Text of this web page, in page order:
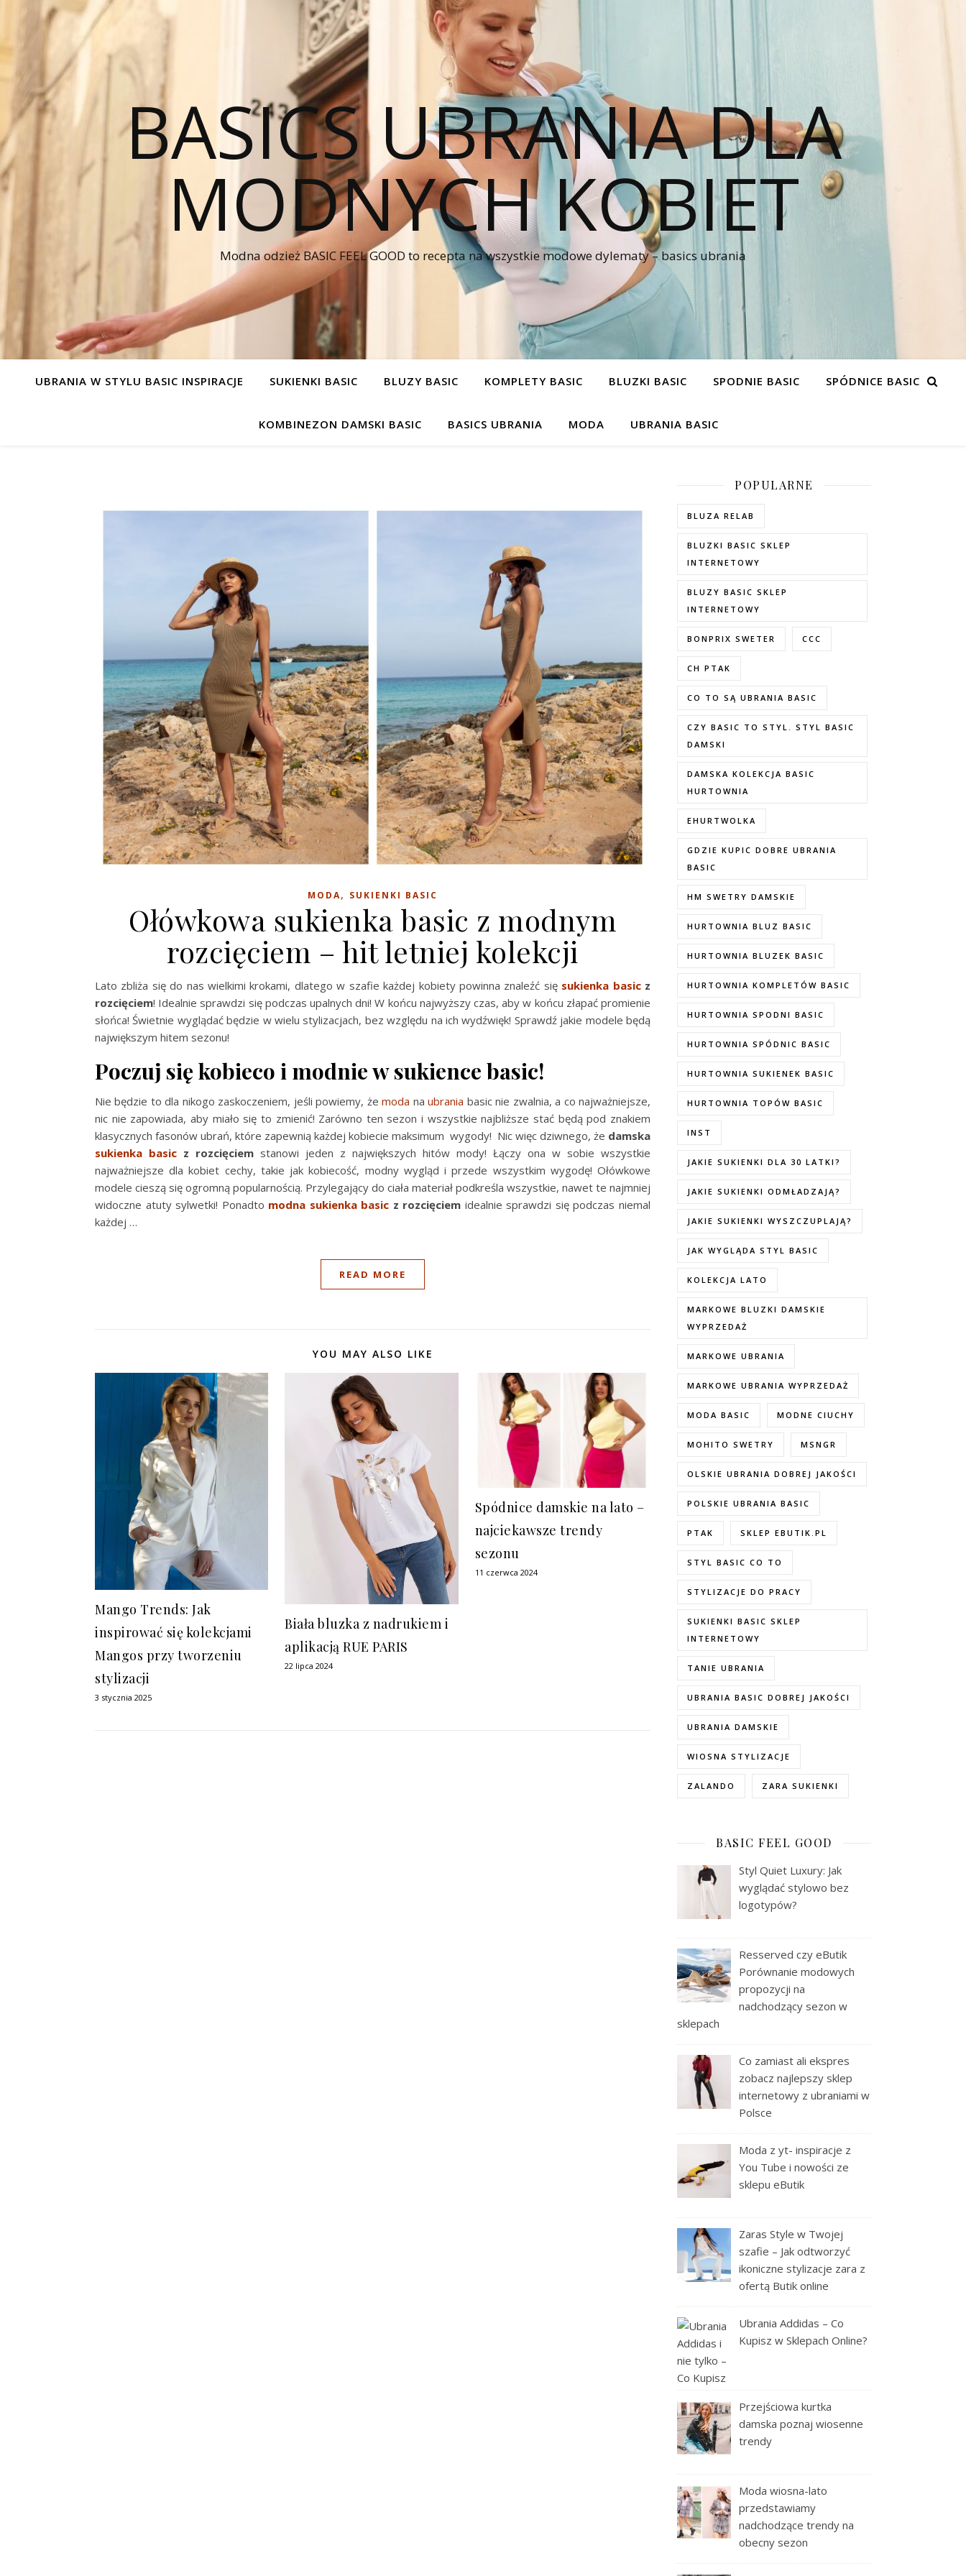
BASICS UBRANIA DLA
MODNYCH KOBIET
Modna odzież BASIC FEEL GOOD to recepta na wszystkie modowe dylematy – basics ubrania
UBRANIA W STYLU BASIC INSPIRACJE SUKIENKI BASIC BLUZY BASIC KOMPLETY BASIC BLUZKI BASIC SPODNIE BASIC SPÓDNICE BASIC
KOMBINEZON DAMSKI BASIC BASICS UBRANIA MODA UBRANIA BASIC
MODA, SUKIENKI BASIC
Ołówkowa sukienka basic z modnym
rozcięciem – hit letniej kolekcji
Lato zbliża się do nas wielkimi krokami, dlatego w szafie każdej kobiety powinna znaleźć się sukienka basicz
rozcięciem! Idealnie sprawdzi się podczas upalnych dni! W końcu najwyższy czas, aby w końcu złapać promienie
słońca! Świetnie wyglądać będzie w wielu stylizacjach, bez względu na ich wydźwięk! Sprawdź jakie modele będą
największym hitem sezonu!
Poczuj się kobieco i modnie w sukience basic!
Nie będzie to dla nikogo zaskoczeniem, jeśli powiemy, żemoda naubrania basic nie zwalnia, a co najważniejsze,
nic nie zapowiada, aby miało się to zmienić! Zarówno ten sezon i wszystkie najbliższe stać będą pod znakiem
klasycznych fasonów ubrań, które zapewnią każdej kobiecie maksimum wygody! Nic więc dziwnego, że damska
sukienka basic z rozcięciem stanowi jeden z największych hitów mody! Łączy ona w sobie wszystkie
najważniejsze dla kobiet cechy, takie jak kobiecość, modny wygląd i przede wszystkim wygodę! Ołówkowe
modele cieszą się ogromną popularnością. Przylegający do ciała materiał podkreśla wszystkie, nawet te najmniej
widoczne atuty sylwetki! Ponadto modna sukienka basic z rozcięciem idealnie sprawdzi się podczas niemal
każdej …
READ MORE
YOU MAY ALSO LIKE
Mango Trends: Jak
inspirować się kolekcjami
Mangos przy tworzeniu
stylizacji
3 stycznia 2025
Biała bluzka z nadrukiem i
aplikacją RUE PARIS
22 lipca 2024
Spódnice damskie na lato –
najciekawsze trendy
sezonu
11 czerwca 2024
POPULARNE
BLUZA RELAB
BLUZKI BASIC SKLEP
INTERNETOWY
BLUZY BASIC SKLEP
INTERNETOWY
BONPRIX SWETER CCC
CH PTAK
CO TO SĄ UBRANIA BASIC
CZY BASIC TO STYL. STYL BASIC
DAMSKI
DAMSKA KOLEKCJA BASIC
HURTOWNIA
EHURTWOLKA
GDZIE KUPIC DOBRE UBRANIA
BASIC
HM SWETRY DAMSKIE
HURTOWNIA BLUZ BASIC
HURTOWNIA BLUZEK BASIC
HURTOWNIA KOMPLETÓW BASIC
HURTOWNIA SPODNI BASIC
HURTOWNIA SPÓDNIC BASIC
HURTOWNIA SUKIENEK BASIC
HURTOWNIA TOPÓW BASIC
INST
JAKIE SUKIENKI DLA 30 LATKI?
JAKIE SUKIENKI ODMŁADZAJĄ?
JAKIE SUKIENKI WYSZCZUPLAJĄ?
JAK WYGLĄDA STYL BASIC
KOLEKCJA LATO
MARKOWE BLUZKI DAMSKIE
WYPRZEDAŻ
MARKOWE UBRANIA
MARKOWE UBRANIA WYPRZEDAŻ
MODA BASIC MODNE CIUCHY
MOHITO SWETRY MSNGR
OLSKIE UBRANIA DOBREJ JAKOŚCI
POLSKIE UBRANIA BASIC
PTAK SKLEP EBUTIK.PL
STYL BASIC CO TO
STYLIZACJE DO PRACY
SUKIENKI BASIC SKLEP
INTERNETOWY
TANIE UBRANIA
UBRANIA BASIC DOBREJ JAKOŚCI
UBRANIA DAMSKIE
WIOSNA STYLIZACJE
ZALANDO ZARA SUKIENKI
BASIC FEEL GOOD
Styl Quiet Luxury: Jak
wyglądać stylowo bez
logotypów?
Resserved czy eButik
Porównanie modowych
propozycji na
nadchodzący sezon w
sklepach
Co zamiast ali ekspres
zobacz najlepszy sklep
internetowy z ubraniami w
Polsce
Moda z yt- inspiracje z
You Tube i nowości ze
sklepu eButik
Zaras Style w Twojej
szafie – Jak odtworzyć
ikoniczne stylizacje zara z
ofertą Butik online
Ubrania Addidas – Co
Kupisz w Sklepach Online?
Przejściowa kurtka
damska poznaj wiosenne
trendy
Moda wiosna-lato
przedstawiamy
nadchodzące trendy na
obecny sezon